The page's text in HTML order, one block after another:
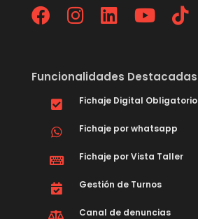
Funcionalidades Destacadas
Fichaje Digital Obligatorio
Fichaje por whatsapp
Fichaje por Vista Taller
Gestión de Turnos
Canal de denuncias